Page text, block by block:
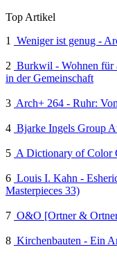
Top Artikel
1
Weniger ist genug -
2 Burkwil - Wohnen für
in der Gemeinschaft
3 Arch+ 264 - Ruhr:
4 Bjarke Ingels Group
5 A Dictionary of Color
6 Louis I. Kahn -
Masterpieces 33)
7 O&O [Ortner &
8 Kirchenbauten - Ein